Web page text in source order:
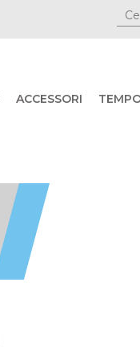
ACCESSORI